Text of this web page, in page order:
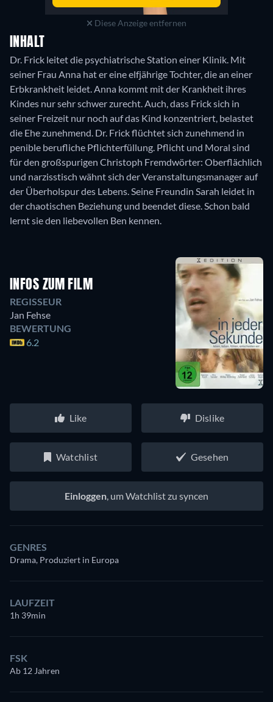
Diese Anzeige entfernen
INHALT
Dr. Frick leitet die psychiatrische Station einer Klinik. Mit
seiner Frau Anna hat er eine elfjährige Tochter, die an einer
Erbkrankheit leidet. Anna kommt mit der Krankheit ihres
Kindes nur sehr schwer zurecht. Auch, dass Frick sich in
seiner Freizeit nur noch auf das Kind konzentriert, belastet
die Ehe zunehmend. Dr. Frick flüchtet sich zunehmend in
penible berufliche Pflichterfüllung. Pflicht und Moral sind
für den großspurigen Christoph Fremdwörter: Oberflächlich
und narzisstisch wähnt sich der Veranstaltungsmanager auf
der Überholspur des Lebens. Seine Freundin Sarah leidet in
der chaotischen Beziehung und beendet diese. Schon bald
lernt sie den liebevollen Ben kennen.
INFOS ZUM FILM
REGISSEUR
Jan Fehse
BEWERTUNG
6.2
Like Dislike
Watchlist Gesehen
Einloggen, um Watchlist zu syncen
GENRES
Drama, Produziert in Europa
LAUFZEIT
1h 39min
FSK
Ab 12 Jahren